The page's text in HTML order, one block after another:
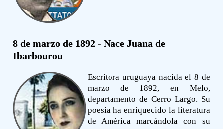
8 de marzo de 1892 - Nace Juana de
Ibarbourou
Escritora uruguaya nacida el 8 de
marzo de 1892, en Melo,
departamento de Cerro Largo. Su
poesía ha enriquecido la literatura
de América marcándola con su